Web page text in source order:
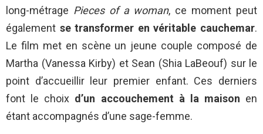
long-métrage Pieces of a woman, ce moment peut
également se transformer en véritable cauchemar.
Le film met en scène un jeune couple composé de
Martha (Vanessa Kirby) et Sean (Shia LaBeouf) sur le
point d’accueillir leur premier enfant. Ces derniers
font le choix d’un accouchement à la maison en
étant accompagnés d’une sage-femme.